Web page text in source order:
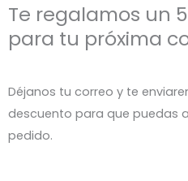
Te regalamos un
para tu próxima
Déjanos tu correo y te
descuento para que puedas
pedido.